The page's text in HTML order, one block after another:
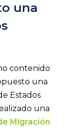
una
contenido
una
Estados
una
Migración